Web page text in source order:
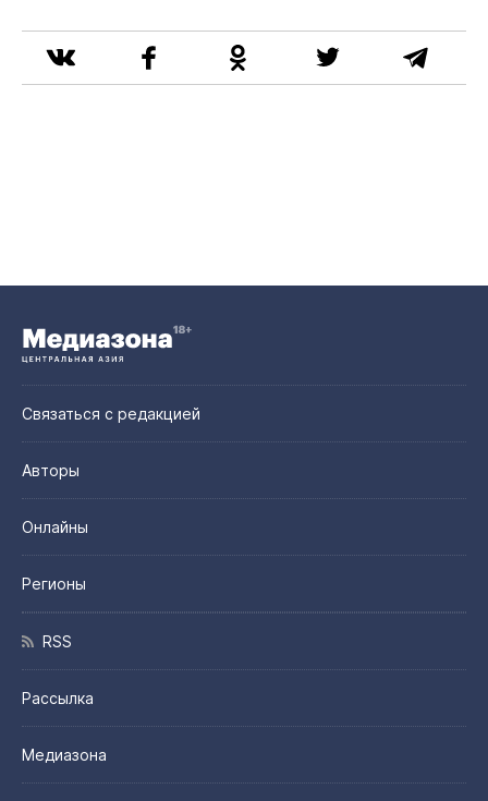
Связаться с редакцией
Авторы
Онлайны
Регионы
RSS
Рассылка
Медиазона